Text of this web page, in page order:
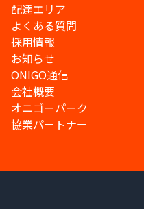
配達エリア
よくある質問
採用情報
お知らせ
ONIGO通信
会社概要
オニゴーパーク
協業パートナー